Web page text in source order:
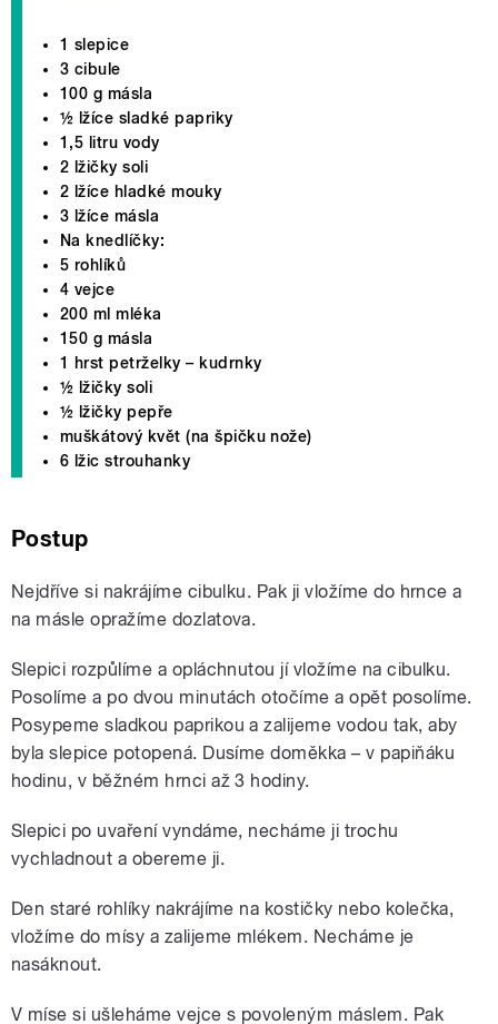
1 slepice
3 cibule
100 g másla
½ lžíce sladké papriky
1,5 litru vody
2 lžičky soli
2 lžíce hladké mouky
3 lžíce másla
Na knedlíčky:
5 rohlíků
4 vejce
200 ml mléka
150 g másla
1 hrst petrželky – kudrnky
½ lžičky soli
½ lžičky pepře
muškátový květ (na špičku nože)
6 lžic strouhanky
Postup
Nejdříve si nakrájíme cibulku. Pak ji vložíme do hrnce a
na másle opražíme dozlatova.
Slepici rozpůlíme a opláchnutou jí vložíme na cibulku.
Posolíme a po dvou minutách otočíme a opět posolíme.
Posypeme sladkou paprikou a zalijeme vodou tak, aby
byla slepice potopená. Dusíme doměkka – v papiňáku
hodinu, v běžném hrnci až 3 hodiny.
Slepici po uvaření vyndáme, necháme ji trochu
vychladnout a obereme ji.
Den staré rohlíky nakrájíme na kostičky nebo kolečka,
vložíme do mísy a zalijeme mlékem. Necháme je
nasáknout.
V míse si ušleháme vejce s povoleným máslem. Pak